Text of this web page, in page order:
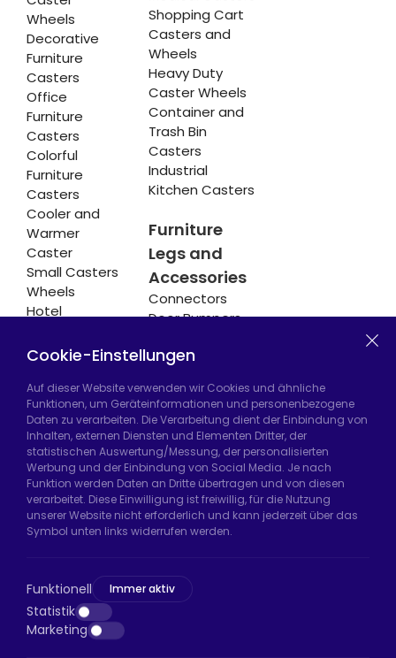
Wheels
Decorative
Furniture
Casters
Office
Furniture
Casters
Colorful
Furniture
Casters
Cooler and
Warmer
Caster
Small Casters
Wheels
Hotel
Casters
Shopping Cart
Casters and
Wheels
Heavy Duty
Caster Wheels
Container and
Trash Bin
Casters
Industrial
Kitchen Casters
Furniture
Legs and
Accessories
Connectors
Door Bumpers
Hadımköy Fabrik:Atatürk Sanayi Bölgesi,
Uzunçayır Caddesi, No:11 Hadımköy, 34555
Arnavutköy/İstanbul
Telefon: +90 212 640 66 46
E-Mail: export@htsteker.com
D:a, 34045 Bayrampaşa/İstanbul
Telefon:+90 530 044 64 87
E-Mail: info@htsteker.com
Cookie-Einstellungen
Auf dieser Website verwenden wir Cookies und ähnliche
Funktionen, um Geräteinformationen und personenbezogene
Daten zu verarbeiten. Die Verarbeitung dient der Einbindung von
Inhalten, externen Diensten und Elementen Dritter, der
statistischen Auswertung/Messung, der personalisierten
Werbung und der Einbindung von Social Media. Je nach
Funktion werden Daten an Dritte übertragen und von diesen
verarbeitet. Diese Einwilligung ist freiwillig, für die Nutzung
unserer Website nicht erforderlich und kann jederzeit über das
Symbol unten links widerrufen werden.
Funktionell Immer aktiv
Statistik
Marketing